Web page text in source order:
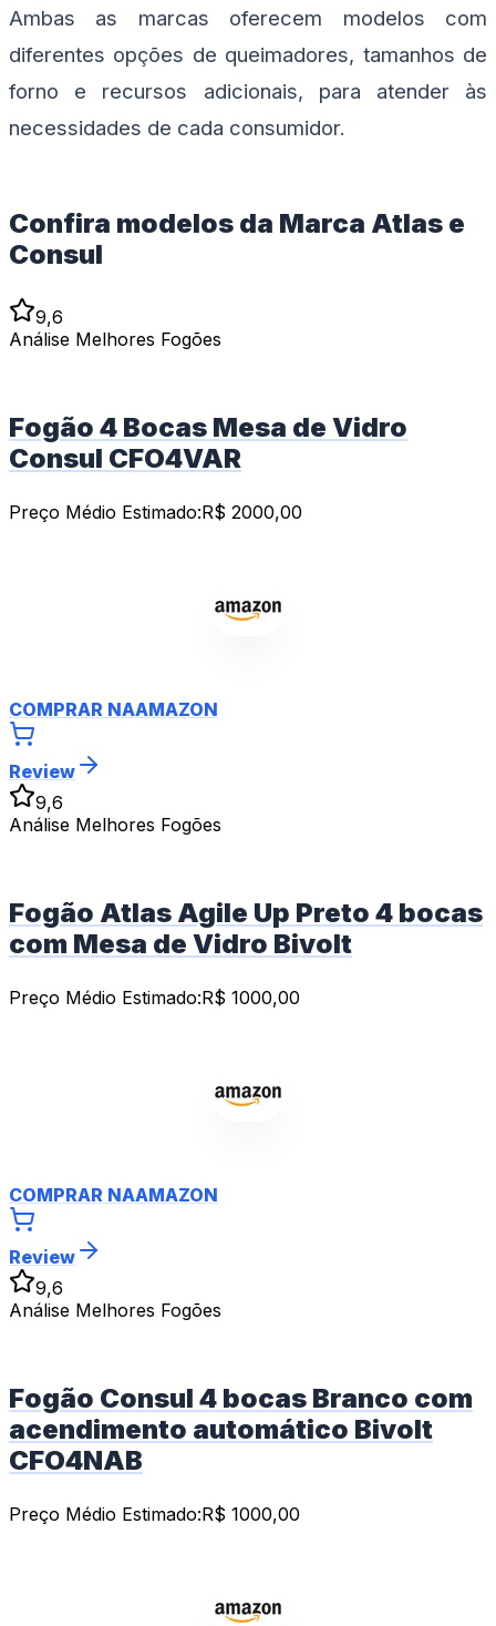
Ambas as marcas oferecem modelos com
diferentes opções de queimadores, tamanhos de
forno e recursos adicionais, para atender às
necessidades de cada consumidor.
Confira modelos da Marca Atlas e
Consul
9,6
Análise Melhores Fogões
Fogão 4 Bocas Mesa de Vidro
Consul CFO4VAR
Preço Médio Estimado:R$ 2000,00
COMPRAR NAAMAZON
Review
9,6
Análise Melhores Fogões
Fogão Atlas Agile Up Preto 4 bocas
com Mesa de Vidro Bivolt
Preço Médio Estimado:R$ 1000,00
COMPRAR NAAMAZON
Review
9,6
Análise Melhores Fogões
Fogão Consul 4 bocas Branco com
acendimento automático Bivolt
CFO4NAB
Preço Médio Estimado:R$ 1000,00